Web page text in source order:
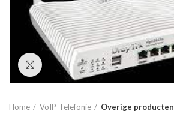
Click to enlarge
Home VoIP-Telefonie Overige producten